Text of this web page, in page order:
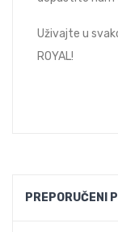
Uživajte u
ROYAL!
PREPORUČENI